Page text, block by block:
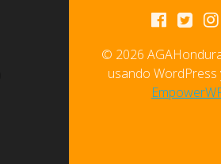
© 2026
usando